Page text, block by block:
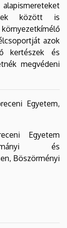
között is
azok
kertészek és
megvédeni
Egyetem,
Egyetem
és
Böszörményi